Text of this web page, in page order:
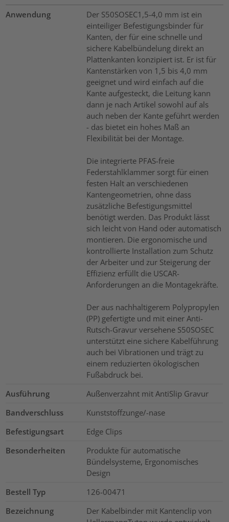
Anwendung
Der S50SOSEC1,5-4,0 mm ist ein
einteiliger Befestigungsbinder für
Kanten, der für eine schnelle und
sichere Kabelbündelung direkt an
Plattenkanten konzipiert ist. Er ist für
Kantenstärken von 1,5 bis 4,0 mm
geeignet und wird einfach auf die
Kante aufgesteckt, die Leitung kann
dann je nach Artikel sowohl auf als
auch neben der Kante geführt werden
- das bietet ein hohes Maß an
Flexibilität bei der Montage.
Die integrierte PFAS-freie
Federstahlklammer sorgt für einen
festen Halt an verschiedenen
Kantengeometrien, ohne dass
zusätzliche Befestigungsmittel
benötigt werden. Das Produkt lässt
sich leicht von Hand oder automatisch
montieren. Die ergonomische und
kontrollierte Installation zum Schutz
der Arbeiter und zur Steigerung der
Effizienz erfüllt die USCAR-
Anforderungen an die Montagekräfte.
Der aus nachhaltigerem Polypropylen
(PP) gefertigte und mit einer Anti-
Rutsch-Gravur versehene S50SOSEC
unterstützt eine sichere Kabelführung
auch bei Vibrationen und trägt zu
einem reduzierten ökologischen
Fußabdruck bei.
Ausführung
Außenverzahnt mit AntiSlip Gravur
Bandverschluss
Kunststoffzunge/-nase
Befestigungsart
Edge Clips
Besonderheiten
Produkte für automatische
Bündelsysteme, Ergonomisches
Design
Bestell Typ
126-00471
Bezeichnung
Der Kabelbinder mit Kantenclip von